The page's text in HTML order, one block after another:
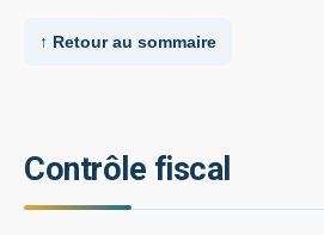
↑ Retour au sommaire
Contrôle fiscal